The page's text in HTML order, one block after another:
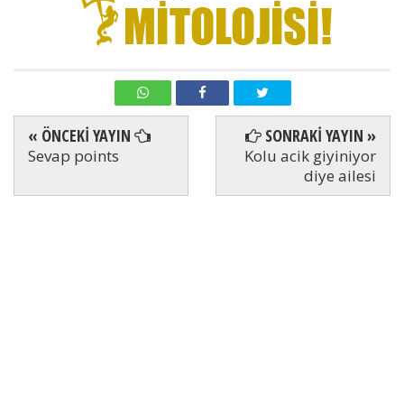
« ÖNCEKİ YAYIN
Sevap points
SONRAKİ YAYIN »
Kolu acik giyiniyor
diye ailesi